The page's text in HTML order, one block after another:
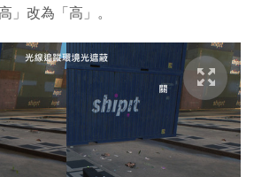
」改為「高」。